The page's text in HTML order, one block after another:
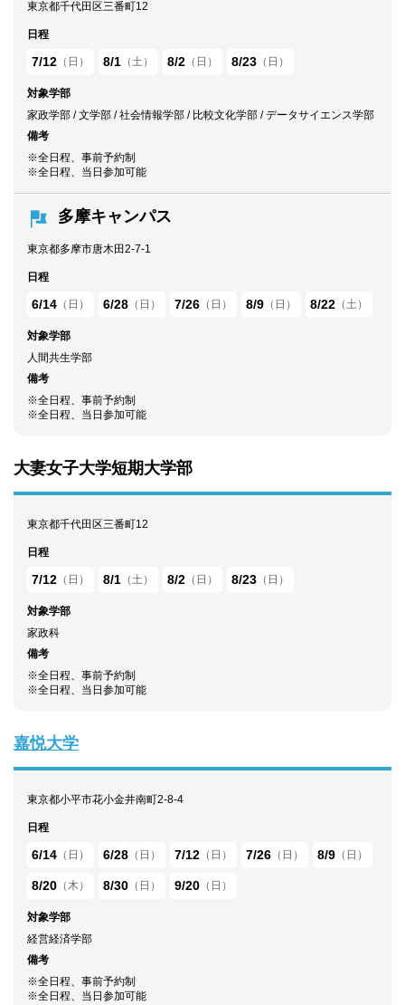
東京都千代田区三番町12
日程
7/12 （日） 8/1 （土） 8/2 （日） 8/23 （日）
対象学部
家政学部 / 文学部 / 社会情報学部 / 比較文化学部 / データサイエンス学部
備考
※全日程、事前予約制
※全日程、当日参加可能
多摩キャンパス
東京都多摩市唐木田2-7-1
日程
6/14 （日） 6/28 （日） 7/26 （日） 8/9 （日） 8/22 （土）
対象学部
人間共生学部
備考
※全日程、事前予約制
※全日程、当日参加可能
大妻女子大学短期大学部
東京都千代田区三番町12
日程
7/12 （日） 8/1 （土） 8/2 （日） 8/23 （日）
対象学部
家政科
備考
※全日程、事前予約制
※全日程、当日参加可能
嘉悦大学
東京都小平市花小金井南町2-8-4
日程
6/14 （日） 6/28 （日） 7/12 （日） 7/26 （日） 8/9 （日）
8/20 （木） 8/30 （日） 9/20 （日）
対象学部
経営経済学部
備考
※全日程、事前予約制
※全日程、当日参加可能